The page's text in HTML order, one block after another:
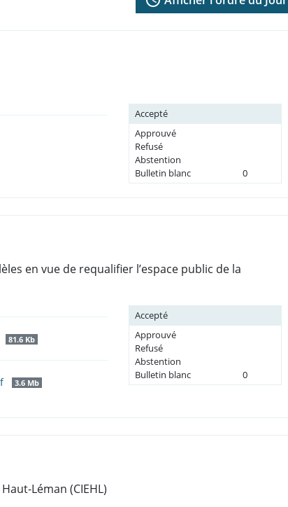
Accepté
Approuvé
Refusé
Abstention
Bulletin blanc
0
en vue de requalifier l’espace public de la
81.6 Kb
3.6 Mb
Accepté
Approuvé
Refusé
Abstention
Bulletin blanc
0
Léman (CIEHL)